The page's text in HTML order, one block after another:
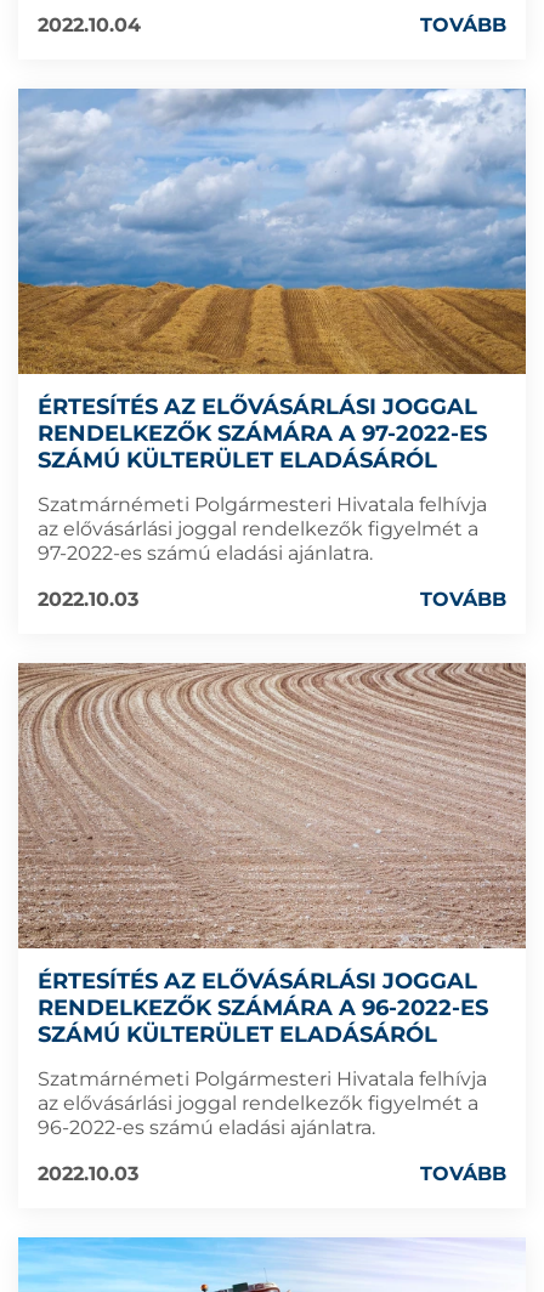
2022.10.04 TOVÁBB
ÉRTESÍTÉS AZ ELŐVÁSÁRLÁSI JOGGAL
RENDELKEZŐK SZÁMÁRA A 97-2022-ES
SZÁMÚ KÜLTERÜLET ELADÁSÁRÓL
Szatmárnémeti Polgármesteri Hivatala felhívja
az elővásárlási joggal rendelkezők figyelmét a
97-2022-es számú eladási ajánlatra.
2022.10.03
TOVÁBB
ÉRTESÍTÉS AZ ELŐVÁSÁRLÁSI JOGGAL
RENDELKEZŐK SZÁMÁRA A 96-2022-ES
SZÁMÚ KÜLTERÜLET ELADÁSÁRÓL
Szatmárnémeti Polgármesteri Hivatala felhívja
az elővásárlási joggal rendelkezők figyelmét a
96-2022-es számú eladási ajánlatra.
2022.10.03
TOVÁBB